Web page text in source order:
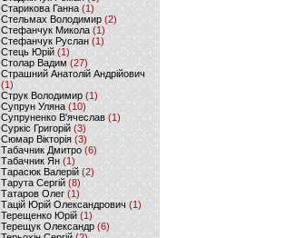
Старикова Ганна (1)
Стельмах Володимир(2)
Стефанчук Микола (1)
Стефанчук Руслан (1)
Стець Юрій (1)
Столар Вадим(27)
Страшний Анатолій Андрійович
(1)
Струк Володимир (1)
Супрун Уляна (10)
Супруненко В'ячеслав (1)
Суркіс Григорій (3)
Сюмар Вікторія (3)
Табачник Дмитро (6)
Табачник Ян(1)
Тарасюк Валерій (2)
Тарута Сергій (8)
Татаров Олег(1)
Тацій Юрій Олександрович(1)
Терещенко Юрій(1)
Терещук Олександр(6)